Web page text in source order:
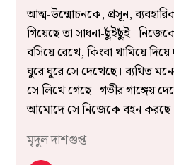
আত্ম-উন্মোচনকে, প্রসূন,
গিয়েছে তা সাধনা-ছুঁইছুঁই।
বসিয়ে রেখে, কিংবা থামিয়ে
ঘুরে ঘুরে সে দেখেছে। ব‍্যথিত
সে লিখে গেছে। গভীর গাঙ্গেয়
আমোদে সে নিজেকে বহন করছে।
মৃদুল দাশগুপ্ত